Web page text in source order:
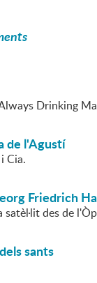
Drinking
de l'Agustí
Cia.
Friedrich
des de
sants